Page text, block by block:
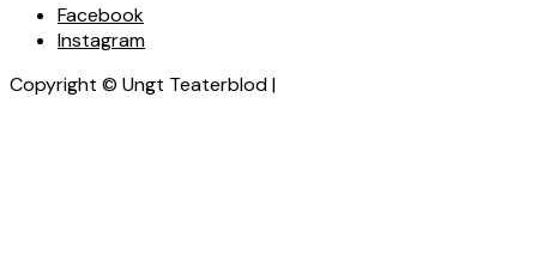
Facebook
Instagram
Copyright © Ungt Teaterblod |